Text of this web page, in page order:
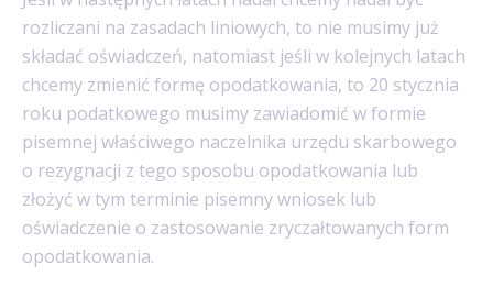
rozliczani na zasadach liniowych, to nie musimy już
składać oświadczeń, natomiast jeśli w kolejnych latach
chcemy zmienić formę opodatkowania, to 20 stycznia
roku podatkowego musimy zawiadomić w formie
pisemnej właściwego naczelnika urzędu skarbowego
o rezygnacji z tego sposobu opodatkowania lub
złożyć w tym terminie pisemny wniosek lub
oświadczenie o zastosowanie zryczałtowanych form
opodatkowania.